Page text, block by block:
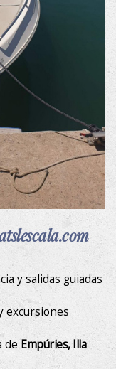
y salidas guiadas
excursiones
deEmpúries, Illa